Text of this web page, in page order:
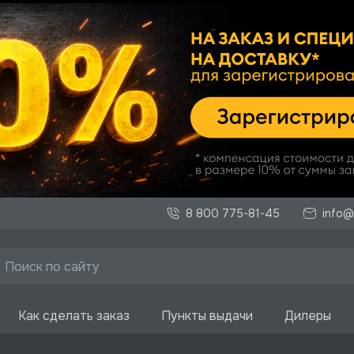
8 800 775-81-45
Как сделать заказ Пункты выдачи Дилеры